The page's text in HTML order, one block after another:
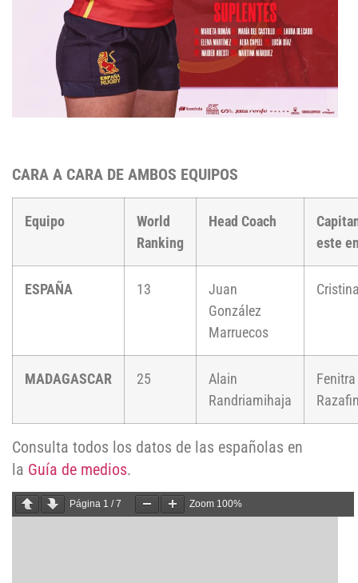
CARA A CARA DE AMBOS EQUIPOS
Equipo
World
Ranking
Head Coach
este
ESPAÑA 13
Juan
González
Marruecos
MADAGASCAR 25
Alain
Randriamihaja
Fenitra
Consulta todos los datos de las españolas en
la Guía de medios.
Página 1 /7 Zoom 100%